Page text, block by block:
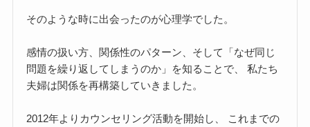
そのような時に出会ったのが心理学でした。
感情の扱い方、関係性のパターン、そして「なぜ同じ
問題を繰り返してしまうのか」を知ることで、 私たち
夫婦は関係を再構築していきました。
2012年よりカウンセリング活動を開始し、 これまでの